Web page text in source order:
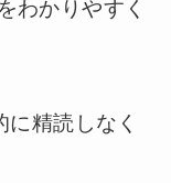
わかりやすく
精読しなく